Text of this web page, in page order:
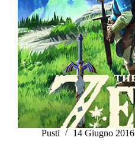
Pusti 14 Giugno 2016